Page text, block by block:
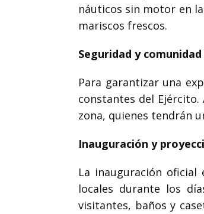
náuticos sin motor en
mariscos frescos.
Seguridad y comunidad
Para garantizar una
constantes del Ejército.
zona, quienes tendrán
Inauguración y
La inauguración
locales durante los
visitantes, baños y